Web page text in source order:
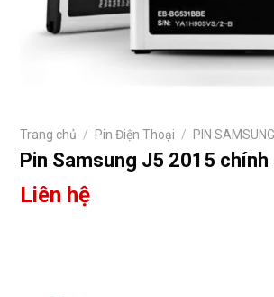
Trang chủ / Pin Điện Thoại / PIN SAMSUNG
Pin Samsung J5 2015 chính
Liên hệ